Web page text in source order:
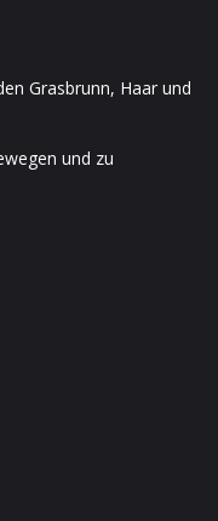
Grasbrunn, Haar und
und zu